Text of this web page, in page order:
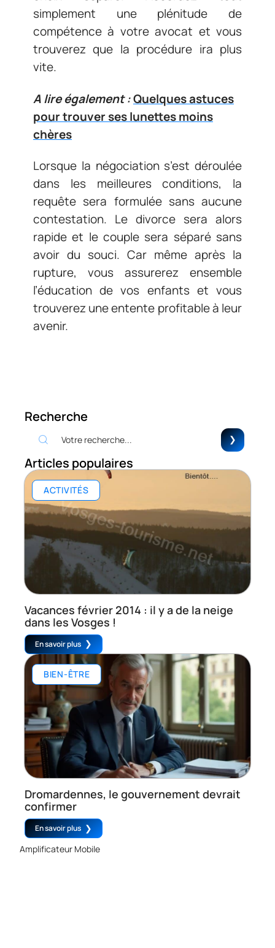
simplement une plénitude de
compétence à votre avocat et vous
trouverez que la procédure ira plus
vite.
A lire également :Quelques astuces
pour trouver ses lunettes moins
chères
Lorsque la négociation s’est déroulée
dans les meilleures conditions, la
requête sera formulée sans aucune
contestation. Le divorce sera alors
rapide et le couple sera séparé sans
avoir du souci. Car même après la
rupture, vous assurerez ensemble
l’éducation de vos enfants et vous
trouverez une entente profitable à leur
avenir.
Recherche
Articles populaires
ACTIVITÉS
Vacances février 2014 : il y a de la neige
dans les Vosges !
En savoir plus
BIEN-ÊTRE
Dromardennes, le gouvernement devrait
confirmer
En savoir plus
Amplificateur Mobile